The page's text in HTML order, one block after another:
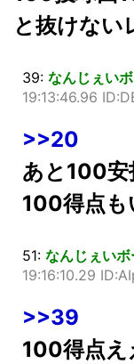
と抜けない
39: なんじぇい
19:13:46.96
>>20
あと100安
100得点
51: なんじぇいボ
19:16:10.29
>>39
100得点え